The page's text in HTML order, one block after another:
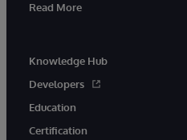
Read More
Knowledge Hub
Developers
Education
Certification